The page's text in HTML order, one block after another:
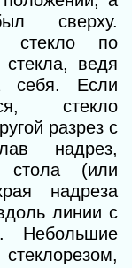
сверху.
стекло по
стекла, ведя
себя. Если
стекло
разрез с
надрез,
(или
надреза
линии с
Небольшие